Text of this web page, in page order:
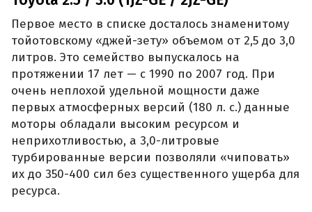
Первое место в списке досталось знаменитому
тойотовскому «джей-зету» объемом от 2,5 до 3,0
литров. Это семейство выпускалось на
протяжении 17 лет — с 1990 по 2007 год. При
очень неплохой удельной мощности даже
первых атмосферных версий (180 л. с.) данные
моторы обладали высоким ресурсом и
неприхотливостью, а 3,0-литровые
турбированные версии позволяли «чиповать»
их до 350-400 сил без существенного ущерба для
ресурса.